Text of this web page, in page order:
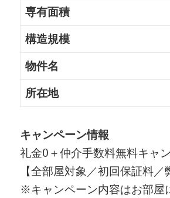
専有面積
構造規模
物件名
所在地
キャンペーン情報
礼金0＋仲介手数料無料キャ
【全部屋対象／初回保証料／
※キャンペーン内容はお部屋